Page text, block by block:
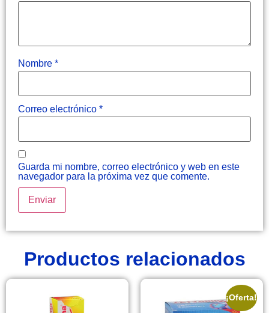
Nombre *
Correo electrónico *
Guarda mi nombre, correo electrónico y web en este
navegador para la próxima vez que comente.
Productos relacionados
¡Oferta!